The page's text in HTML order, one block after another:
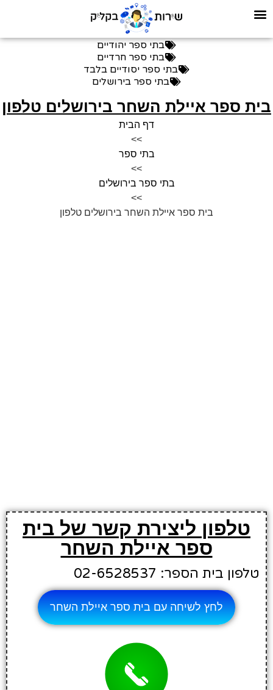
בתי ספר יהודיים
בתי ספר חרדיים
בתי ספר יסודיים בלבד
בתי ספר בירושלים
ספר איילת השחר בירושלים טלפון
דף הבית
>>
בתי ספר
>>
בתי ספר בירושלים
>>
בית ספר איילת השחר בירושלים טלפון
טלפון ליצירת קשר של בית
ספר איילת השחר
טלפון בית הספר: 02-6528537
לחץ לשיחה עם בית ספר איילת השחר